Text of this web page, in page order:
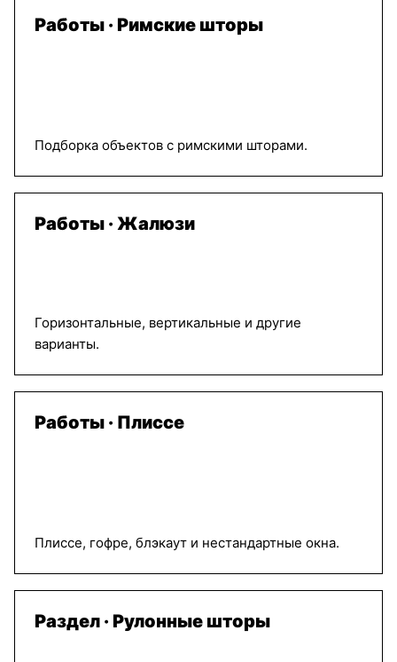
Работы · Римские шторы
Подборка объектов с римскими шторами.
Работы · Жалюзи
Горизонтальные, вертикальные и другие
варианты.
Работы · Плиссе
Плиссе, гофре, блэкаут и нестандартные окна.
Раздел · Рулонные шторы